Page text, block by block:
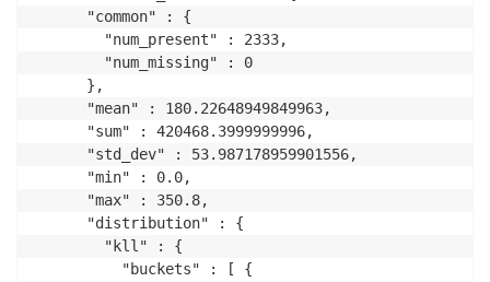
      "common" : {
        "num_present" : 2333,
        "num_missing" : 0
      },
      "mean" : 180.22648949849963,
      "sum" : 420468.3999999996,
      "std_dev" : 53.987178959901556,
      "min" : 0.0,
      "max" : 350.8,
      "distribution" : {
        "kll" : {
          "buckets" : [ {